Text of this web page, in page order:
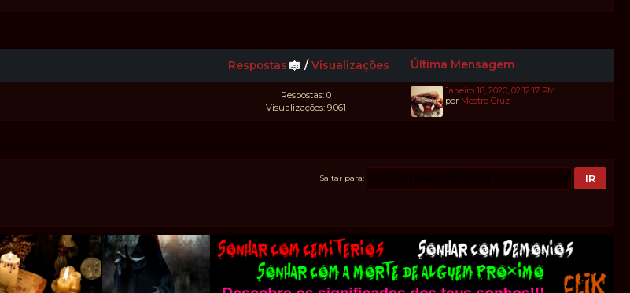
Respostas / Visualizações Última Mensagem
Respostas: 0
Visualizações: 9.061
Janeiro 18, 2020, 02:12:17 PM
por Mestre Cruz
Saltar para